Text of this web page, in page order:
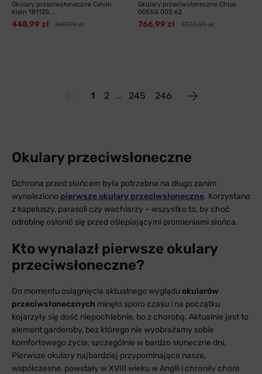
Okulary przeciwsłoneczne Calvin
Klein 18112S...
448,99 zł 949,99 zł
Okulary przeciwsłoneczne Chloe
0055S 003 62
766,99 zł 1070,99 zł
1 2 245 246
Okulary przeciwsłoneczne
Ochrona przed słońcem była potrzebna na długo zanim
wynaleziono pierwsze okulary przeciwsłoneczne. Korzystano
z kapeluszy, parasoli czy wachlarzy – wszystko to, by choć
odrobinę osłonić się przed oślepiającymi promieniami słońca.
Kto wynalazł pierwsze okulary
przeciwsłoneczne?
Do momentu osiągnięcia aktualnego wygląduokularów
przeciwsłonecznych minęło sporo czasu i na początku
kojarzyły się dość niepochlebnie, bo z chorobą. Aktualnie jest to
element garderoby, bez którego nie wyobrażamy sobie
komfortowego życia, szczególnie w bardzo słoneczne dni.
Pierwsze okulary najbardziej przypominające nasze,
współczesne, powstały w XVIII wieku w Anglii i chroniły chore